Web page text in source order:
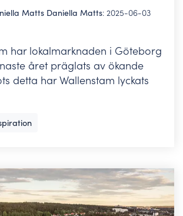
Daniella Matts: 2025-06-03
har lokalmarknaden i Göteborg
året präglats av ökande
detta har Wallenstam lyckats